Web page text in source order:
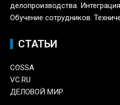
делопроизводства.
Обучение сотрудников.
СТАТЬИ
COSSA
VC.RU
ДЕЛОВОЙ МИР